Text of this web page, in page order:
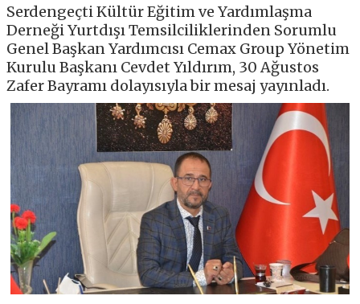
Serdengeçti Kültür Eğitim ve Yardımlaşma
Derneği Yurtdışı Temsilciliklerinden Sorumlu
Genel Başkan Yardımcısı Cemax Group Yönetim
Kurulu Başkanı Cevdet Yıldırım, 30 Ağustos
Zafer Bayramı dolayısıyla bir mesaj yayınladı.